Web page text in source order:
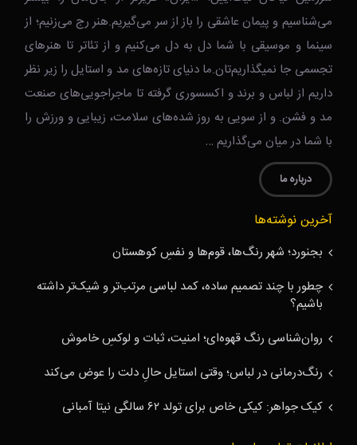
می‌شناسیم و پیمان عاشقی را باز از سر می‌گیریم.هنر رج می‌زنیم؛ از
سینما و موسیقی با شما دل به دل می‌کنیم و از تئاتر تا هنرهای
تجسمی جا نمیگذاریم‌تان.ما دنیای تازه‌های مد و استایل را زیر نظر
داریم از لباس و برند و اکسسوری گرفته تا ماجراجویی‌های صنعت
مد و فشن. و از سویی به روز شده‌های سلامت، زیبایی و ورزش را
با شما در میان می‌گذاریم …
درباره ما
آخرین نوشته‌ها
بجنورد؛ شهر رنگ‌ها، قوم‌ها و نفسِ کوهستان
چطور با چند تصمیم ساده، کمد لباسی مرتب‌تر و شیک‌تر داشته
باشیم؟
روان‌شناسی رنگ قهوه‌ای؛ امنیت، ثبات و لوکسِ خاموش
رنگ‌درمانی در لباس؛ وقتی استایل حالِ دلت را عوض می‌کند
کیک جواهر: کیکی خاص برای تولد ۶۲ سالگی نیتا آمبانی